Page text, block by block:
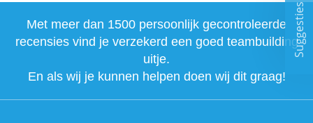
Met meer dan 1500 persoonlijk gecontroleerde
recensies vind je verzekerd een goed teambuilding
uitje.
En als wij je kunnen helpen doen wij dit graag!
Suggesties